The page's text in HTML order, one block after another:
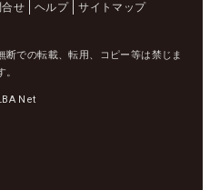
合せ ヘルプ サイトマップ
での転載、転用、コピー等は禁じま
。
Net